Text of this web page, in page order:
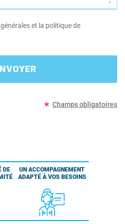
et la politique de
Champs obligatoires
DE
UN ACCOMPAGNEMENT
ADAPTÉ À VOS BESOINS